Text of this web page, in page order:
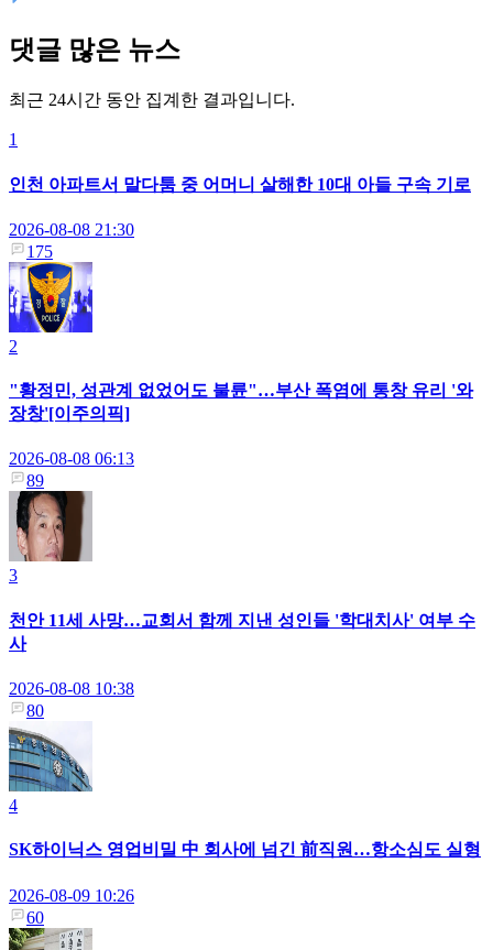
댓글 많은 뉴스
최근 24시간 동안 집계한 결과입니다.
1
인천 아파트서 말다툼 중 어머니 살해한 10대 아들 구속 기로
2026-08-08 21:30
175
2
"황정민, 성관계 없었어도 불륜"…부산 폭염에 통창 유리 '와
장창'[이주의픽]
2026-08-08 06:13
89
3
천안 11세 사망…교회서 함께 지낸 성인들 '학대치사' 여부 수
사
2026-08-08 10:38
80
4
SK하이닉스 영업비밀 中 회사에 넘긴 前직원…항소심도 실형
2026-08-09 10:26
60